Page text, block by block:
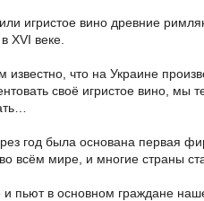
игристое вино древние
XVI веке.
что на Украине
своё игристое вино, мы
год была основана первая
всём мире, и многие страны
пьют в основном граждане